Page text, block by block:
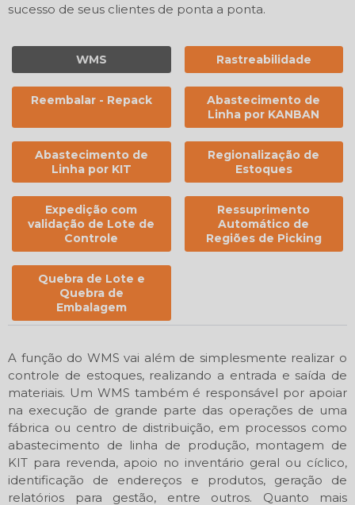
sucesso de seus clientes de ponta a ponta.
WMS Rastreabilidade
Reembalar - Repack
Abastecimento de
Linha por KANBAN
Abastecimento de
Linha por KIT
Regionalização de
Estoques
Expedição com
validação de Lote de
Controle
Ressuprimento
Automático de
Regiões de Picking
Quebra de Lote e
Quebra de
Embalagem
A função do WMS vai além de simplesmente realizar o
controle de estoques, realizando a entrada e saída de
materiais. Um WMS também é responsável por apoiar
na execução de grande parte das operações de uma
fábrica ou centro de distribuição, em processos como
abastecimento de linha de produção, montagem de
KIT para revenda, apoio no inventário geral ou cíclico,
identificação de endereços e produtos, geração de
relatórios para gestão, entre outros. Quanto mais